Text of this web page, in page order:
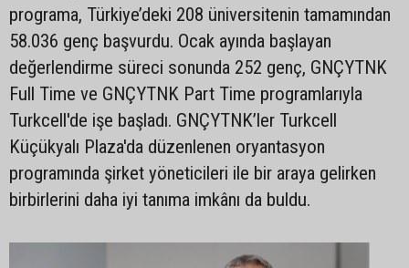
programa, Türkiye’deki 208 üniversitenin tamamından
58.036 genç başvurdu. Ocak ayında başlayan
değerlendirme süreci sonunda 252 genç, GNÇYTNK
Full Time ve GNÇYTNK Part Time programlarıyla
Turkcell'de işe başladı. GNÇYTNK’ler Turkcell
Küçükyalı Plaza'da düzenlenen oryantasyon
programında şirket yöneticileri ile bir araya gelirken
birbirlerini daha iyi tanıma imkânı da buldu.